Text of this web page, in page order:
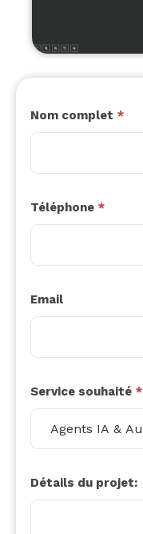
Demandez
votre
Nom complet *
Téléphone *
Email
Service souhaité *
Détails du projet: